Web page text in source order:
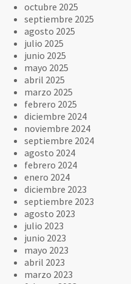
octubre 2025
septiembre 2025
agosto 2025
julio 2025
junio 2025
mayo 2025
abril 2025
marzo 2025
febrero 2025
diciembre 2024
noviembre 2024
septiembre 2024
agosto 2024
febrero 2024
enero 2024
diciembre 2023
septiembre 2023
agosto 2023
julio 2023
junio 2023
mayo 2023
abril 2023
marzo 2023